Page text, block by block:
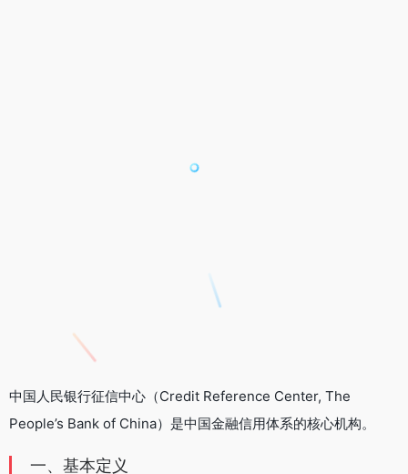
中国人民银行征信中心（Credit Reference Center, The
People’s Bank of China）是中国金融信用体系的核心机构。
一、基本定义